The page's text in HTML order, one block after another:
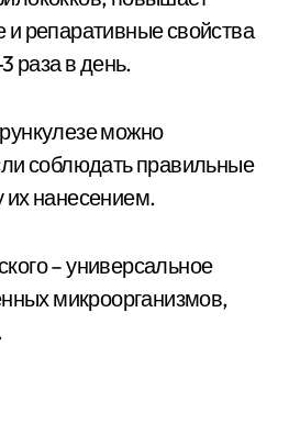
репаративные свойства
раза в день.
можно
соблюдать правильные
нанесением.
– универсальное
микроорганизмов,